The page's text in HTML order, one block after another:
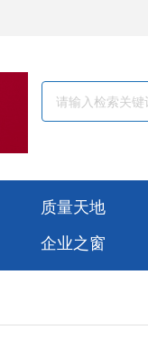
质量天地
企业之窗